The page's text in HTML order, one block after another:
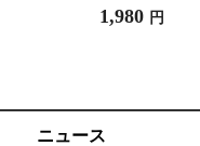
1,980 円
ニュース